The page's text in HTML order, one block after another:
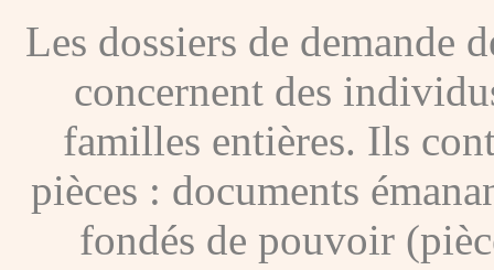
Les dossiers de demande
concernent des
familles entières. Ils
pièces : documents
fondés de pouvoir